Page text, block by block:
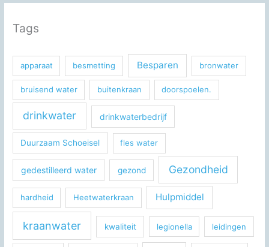
Tags
apparaat besmetting Besparen bronwater
bruisend water buitenkraan doorspoelen.
drinkwater drinkwaterbedrijf
Duurzaam Schoeisel fles water
gedestilleerd water gezond Gezondheid
hardheid Heetwaterkraan Hulpmiddel
kraanwater kwaliteit legionella leidingen